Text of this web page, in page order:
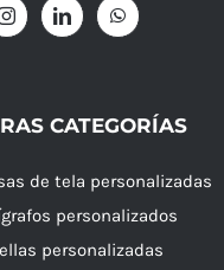
CATEGORÍAS
de tela personalizadas
personalizados
personalizadas